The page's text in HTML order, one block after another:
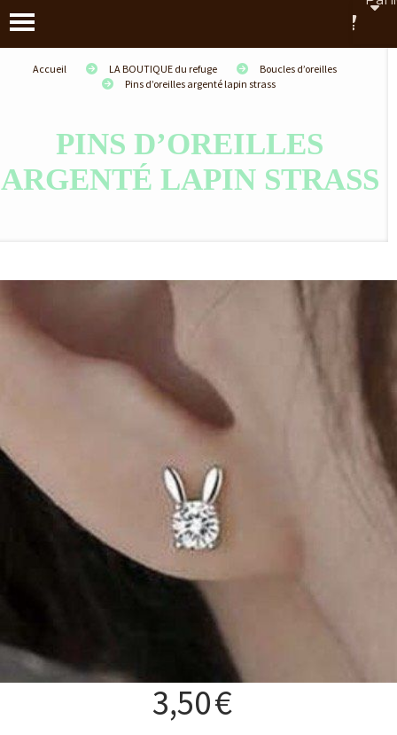
Accueil LA BOUTIQUE du refuge
Boucles d’oreilles
Pins d’oreilles argenté lapin strass
PINS D’OREILLES
ARGENTÉ LAPIN STRASS
Pins d’oreilles argenté lapin strass
3,50€